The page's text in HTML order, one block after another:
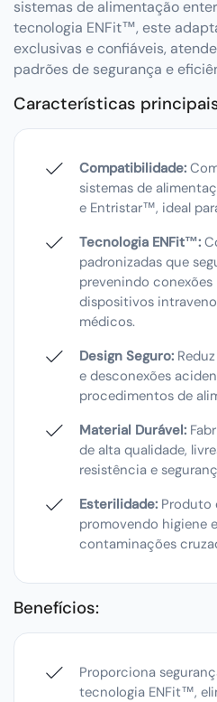
sistemas de alimentação
tecnologia ENFit™, este
exclusivas e confiáveis,
padrões de segurança e
Características
Compatibilidade:
sistemas de
e Entristar™, ideal
Tecnologia ENFit™:
padronizadas que
prevenindo
dispositivos
médicos.
Design Seguro:
e desconexões
procedimentos de
Material Durável:
de alta qualidade,
resistência e
Esterilidade: Produto
promovendo higiene
contaminações
Benefícios:
Proporciona
tecnologia ENFit™,